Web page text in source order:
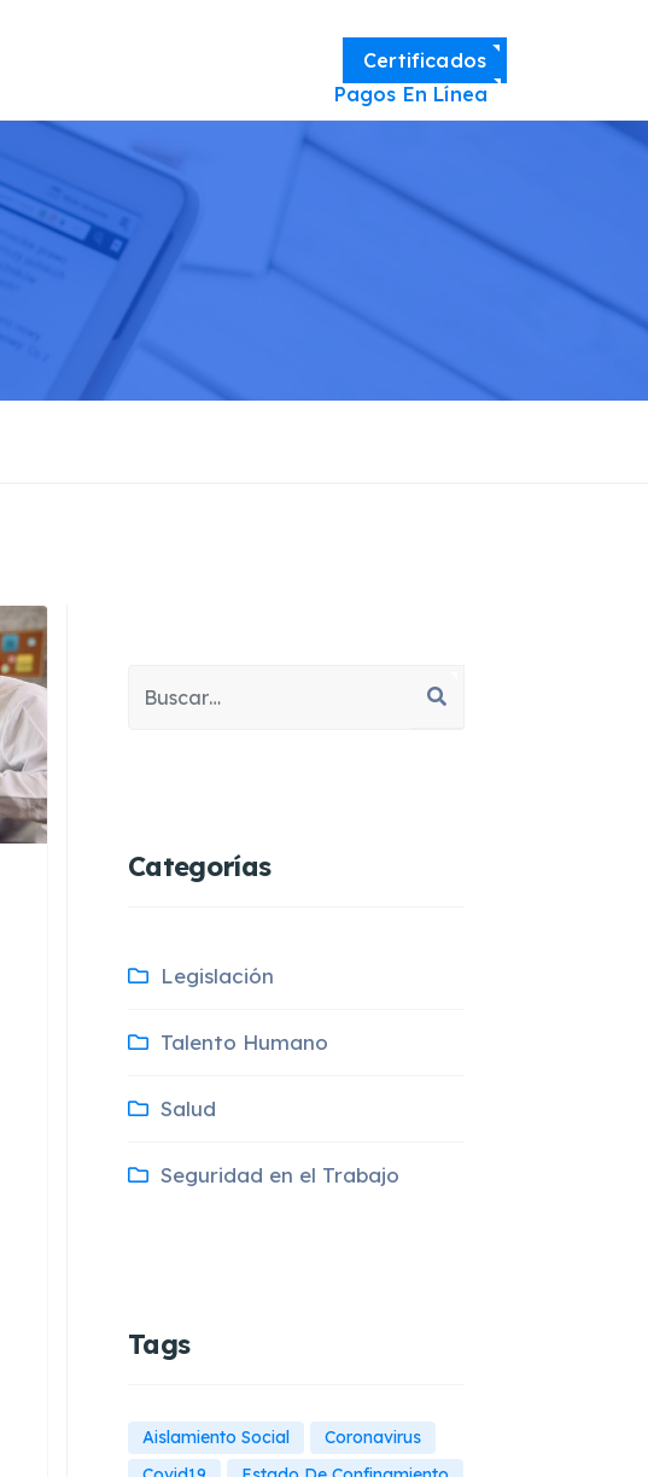
Certificados
Pagos En Línea
Categorías
Legislación
Talento Humano
Salud
Seguridad en el Trabajo
Tags
Aislamiento Social
Coronavirus